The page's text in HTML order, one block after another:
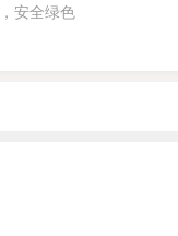
安全绿色